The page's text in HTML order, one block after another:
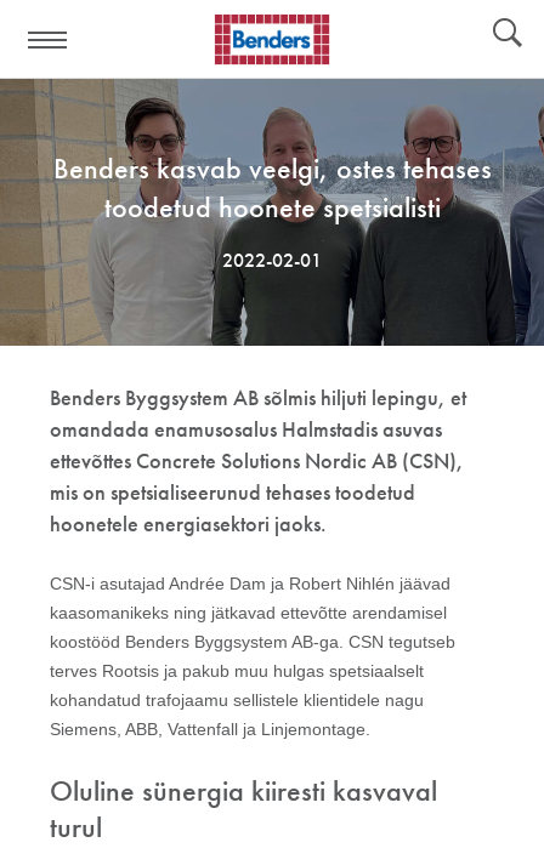
Benders kasvab veelgi, ostes tehases
toodetud hoonete spetsialisti
2022-02-01
Benders Byggsystem AB sõlmis hiljuti lepingu, et
omandada enamusosalus Halmstadis asuvas
ettevõttes Concrete Solutions Nordic AB (CSN),
mis on spetsialiseerunud tehases toodetud
hoonetele energiasektori jaoks.
CSN-i asutajad Andrée Dam ja Robert Nihlén jäävad
kaasomanikeks ning jätkavad ettevõtte arendamisel
koostööd Benders Byggsystem AB-ga. CSN tegutseb
terves Rootsis ja pakub muu hulgas spetsiaalselt
kohandatud trafojaamu sellistele klientidele nagu
Siemens, ABB, Vattenfall ja Linjemontage.
Oluline sünergia kiiresti kasvaval
turul